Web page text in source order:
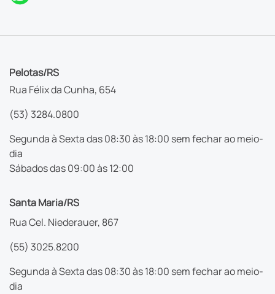
Pelotas/RS
Rua Félix da Cunha, 654
(53) 3284.0800
Segunda à Sexta das 08:30 às 18:00 sem fechar ao meio-
dia
Sábados das 09:00 às 12:00
Santa Maria/RS
Rua Cel. Niederauer, 867
(55) 3025.8200
Segunda à Sexta das 08:30 às 18:00 sem fechar ao meio-
dia